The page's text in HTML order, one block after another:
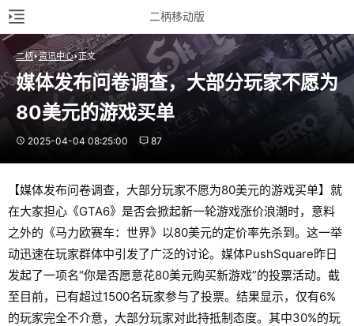
二柄移动版
二柄 资讯中心 正文
媒体发布问卷调查，大部分玩家不愿为
80美元的游戏买单
2025-04-04 08:25:00 87
【媒体发布问卷调查，大部分玩家不愿为80美元的游戏买单】就
在大家担心《GTA6》是否会掀起新一轮游戏涨价浪潮时，意料
之外的《马力欧赛车：世界》以80美元的定价率先杀到。这一举
动迅速在玩家群体中引发了广泛的讨论。媒体PushSquare昨日
发起了一项名“你是否愿意花80美元购买新游戏”的投票活动。截
至目前，已有超过1500名玩家参与了投票。结果显示，仅有6%
的玩家完全不介意，大部分玩家对此持抵制态度。其中30%的玩